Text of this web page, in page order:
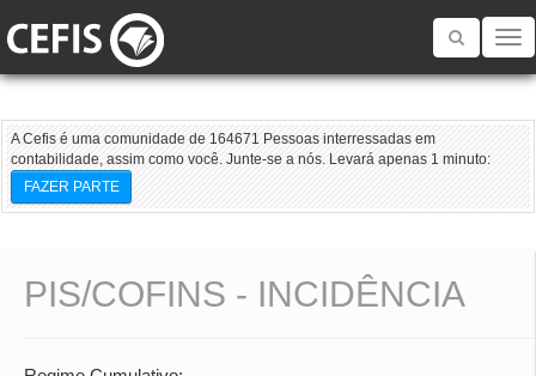
Toggle
A Cefis é uma comunidade de 164671 Pessoas interressadas em
contabilidade, assim como você. Junte-se a nós. Levará apenas 1 minuto:
FAZER PARTE
PIS/COFINS - INCIDÊNCIA